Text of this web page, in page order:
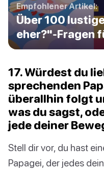
Empfohlener Artikel:
Über 100
eher?"-Fragen
17. Würdest du
sprechenden
überallhin folgt
was du sagst,
jede deiner
Stell dir vor, du hast
Papagei, der jedes